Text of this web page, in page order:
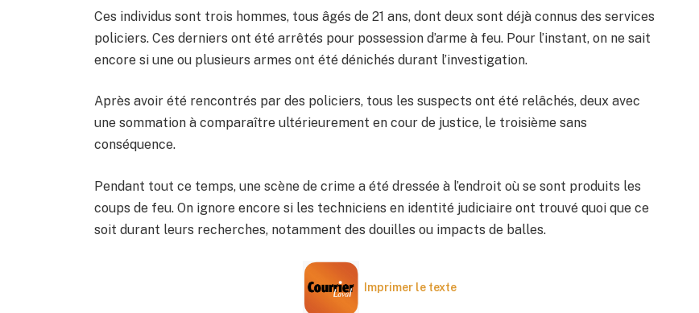
Ces individus sont trois hommes, tous âgés de 21 ans, dont deux sont déjà connus des services
policiers. Ces derniers ont été arrêtés pour possession d’arme à feu. Pour l’instant, on ne sait
encore si une ou plusieurs armes ont été dénichés durant l’investigation.
Après avoir été rencontrés par des policiers, tous les suspects ont été relâchés, deux avec
une sommation à comparaître ultérieurement en cour de justice, le troisième sans
conséquence.
Pendant tout ce temps, une scène de crime a été dressée à l’endroit où se sont produits les
coups de feu. On ignore encore si les techniciens en identité judiciaire ont trouvé quoi que ce
soit durant leurs recherches, notamment des douilles ou impacts de balles.
Imprimer le texte